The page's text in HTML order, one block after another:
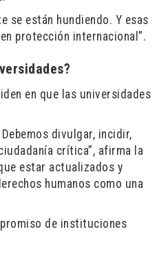
se están hundiendo. Y esas
protección internacional”.
en que las universidades
divulgar, incidir,
crítica”, afirma la
estar actualizados y
humanos como una
de instituciones